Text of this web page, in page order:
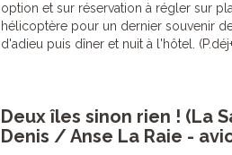
option et sur réservation à régler sur
hélicoptère pour un dernier souvenir
d'adieu puis dîner et nuit à l'hôtel.
Deux îles sinon rien ! (La
Denis / Anse La Raie -